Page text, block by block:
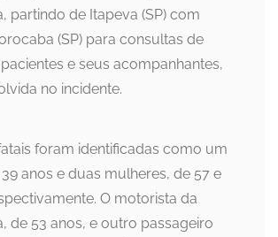
partindo de Itapeva (SP) com
(SP) para consultas de
e seus acompanhantes,
no incidente.
foram identificadas como um
anos e duas mulheres, de 57 e
O motorista da
de 53 anos, e outro passageiro